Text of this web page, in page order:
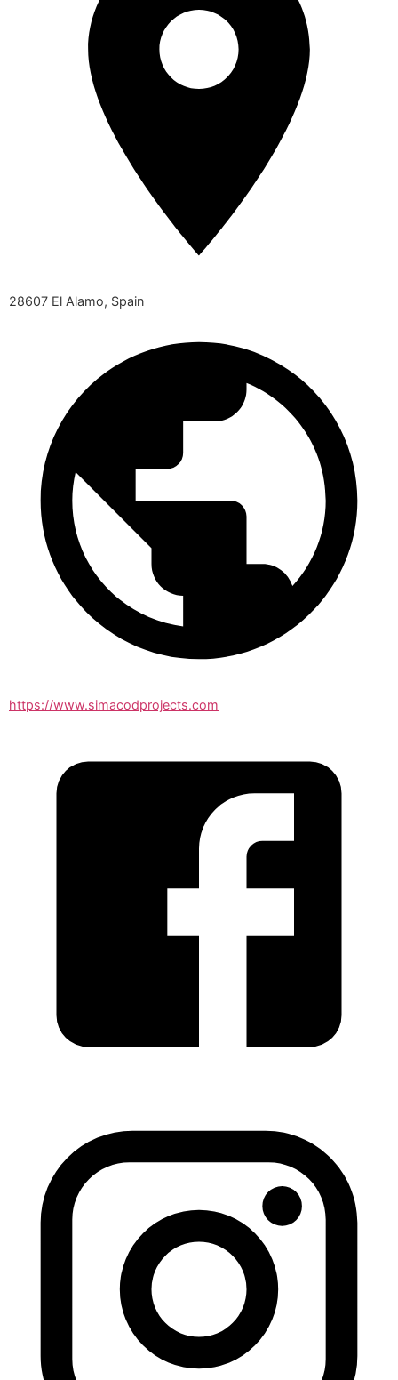
28607 El Alamo, Spain
https://www.simacodprojects.com